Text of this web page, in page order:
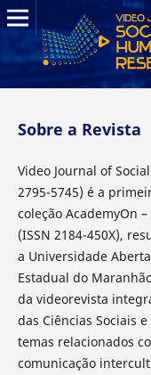
Sobre a Revista
Video Journal of
2795-5745) é a
coleção AcademyOn
(ISSN 2184-450X),
a Universidade
Estadual do
da videorevista
das Ciências Sociais
temas relacionados
comunicação